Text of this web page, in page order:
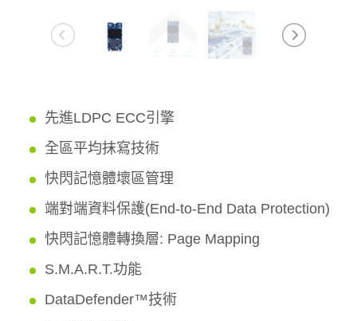
先進LDPC ECC引擎
全區平均抹寫技術
快閃記憶體壞區管理
端對端資料保護(End-to-End Data Protection)
快閃記憶體轉換層: Page Mapping
S.M.A.R.T.功能
DataDefender™技術